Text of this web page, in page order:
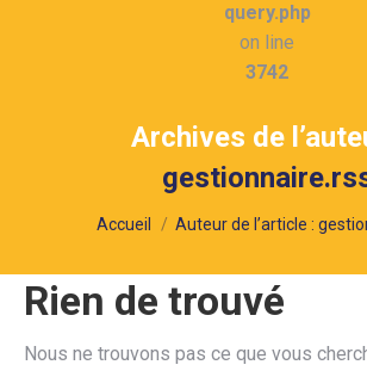
query.php
on line
3742
Archives de
Vous êtes ici :
Accueil Auteur de l’article :
Rien de trouvé
Nous ne trouvons pas ce que vous